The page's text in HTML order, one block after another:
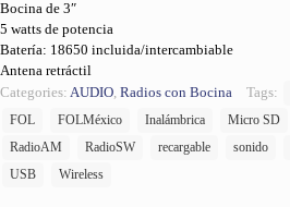
Bocina de 3″
5 watts de potencia
Batería: 18650 incluida/intercambiable
Antena retráctil
Categories: AUDIO, Radios con Bocina Tags:
FOL
FOLMéxico Inalámbrica Micro SD
RadioAM
RadioSW recargable sonido
USB
Wireless